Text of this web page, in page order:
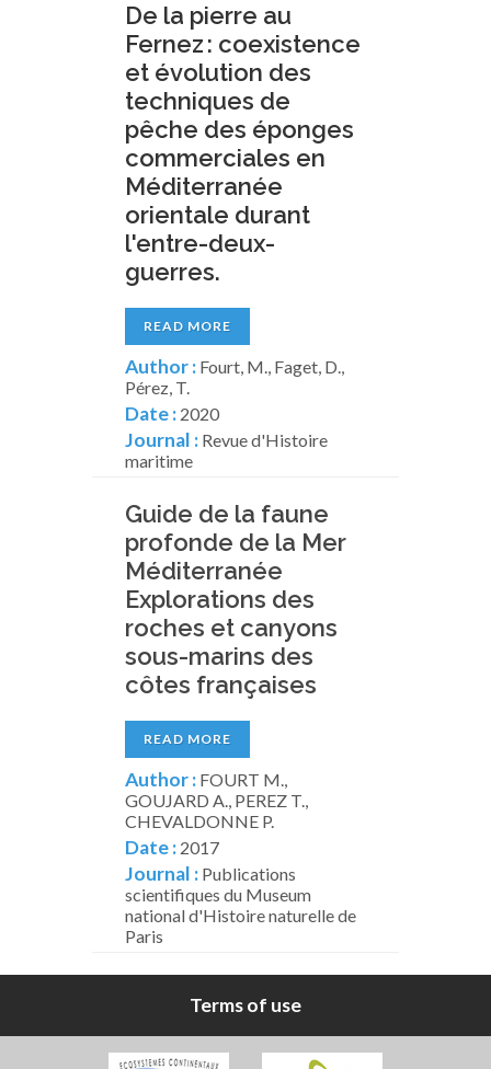
De la pierre au
Fernez : coexistence
et évolution des
techniques de
pêche des éponges
commerciales en
Méditerranée
orientale durant
l'entre-deux-
guerres.
READ MORE
Author : Fourt, M., Faget, D.,
Pérez, T.
Date : 2020
Journal : Revue d'Histoire
maritime
Guide de la faune
profonde de la Mer
Méditerranée
Explorations des
roches et canyons
sous-marins des
côtes françaises
READ MORE
Author : FOURT M.,
GOUJARD A., PEREZ T.,
CHEVALDONNE P.
Date : 2017
Journal : Publications
scientifiques du Museum
national d'Histoire naturelle de
Paris
Terms of use